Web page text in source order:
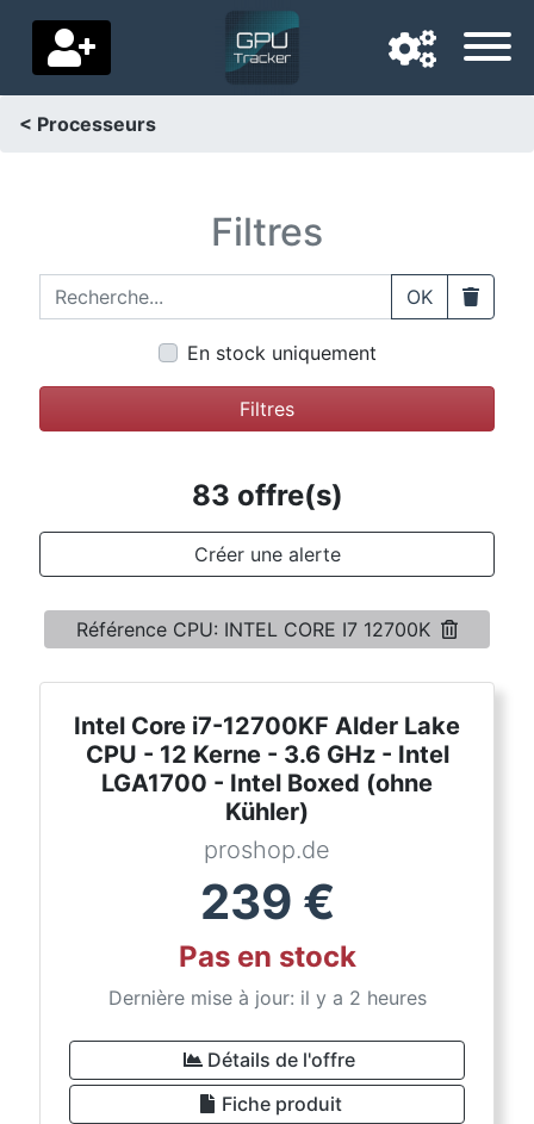
Accueil
Baisses de prix
Paramètres
Soutenez-nous
Conditions
< Processeurs
Filtres
Recherche... OK Clear
En stock uniquement
Filtres
83 offre(s)
Créer une alerte
Référence CPU: INTEL CORE I7 12700K
Intel Core i7-12700KF Alder Lake
CPU - 12 Kerne - 3.6 GHz - Intel
LGA1700 - Intel Boxed (ohne
Kühler)
proshop.de
239 €
Pas en stock
Dernière mise à jour: il y a 2 heures
Détails de l'offre
Fiche produit